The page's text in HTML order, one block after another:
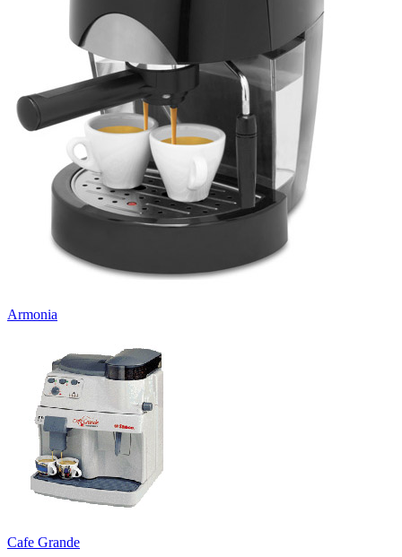
Armonia
Cafe Grande